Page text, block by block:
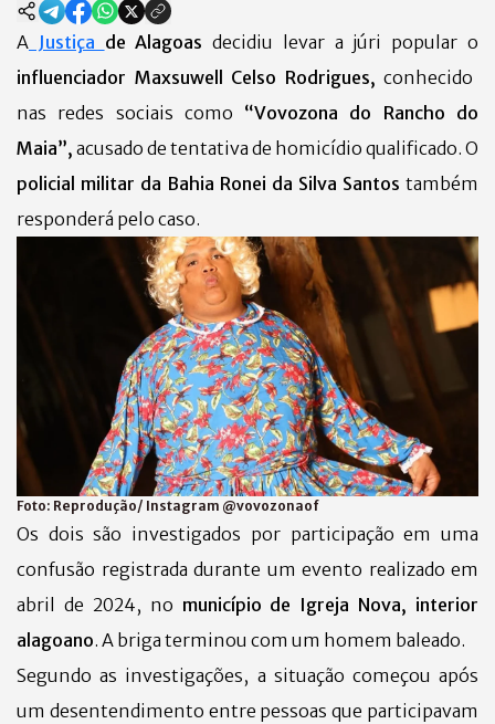
A Justiça de Alagoasdecidiu levar a júri popular o
influenciador Maxsuwell Celso Rodrigues, conhecido
nas redes sociais como “Vovozona do Rancho do
Maia”, acusado de tentativa de homicídio qualificado. O
policial militar da Bahia Ronei da Silva Santos também
responderá pelo caso.
Foto: Reprodução/ Instagram @vovozonaof
Os dois são investigados por participação em uma
confusão registrada durante um evento realizado em
abril de 2024, no município de Igreja Nova, interior
alagoano. A briga terminou com um homem baleado.
Segundo as investigações, a situação começou após
um desentendimento entre pessoas que participavam